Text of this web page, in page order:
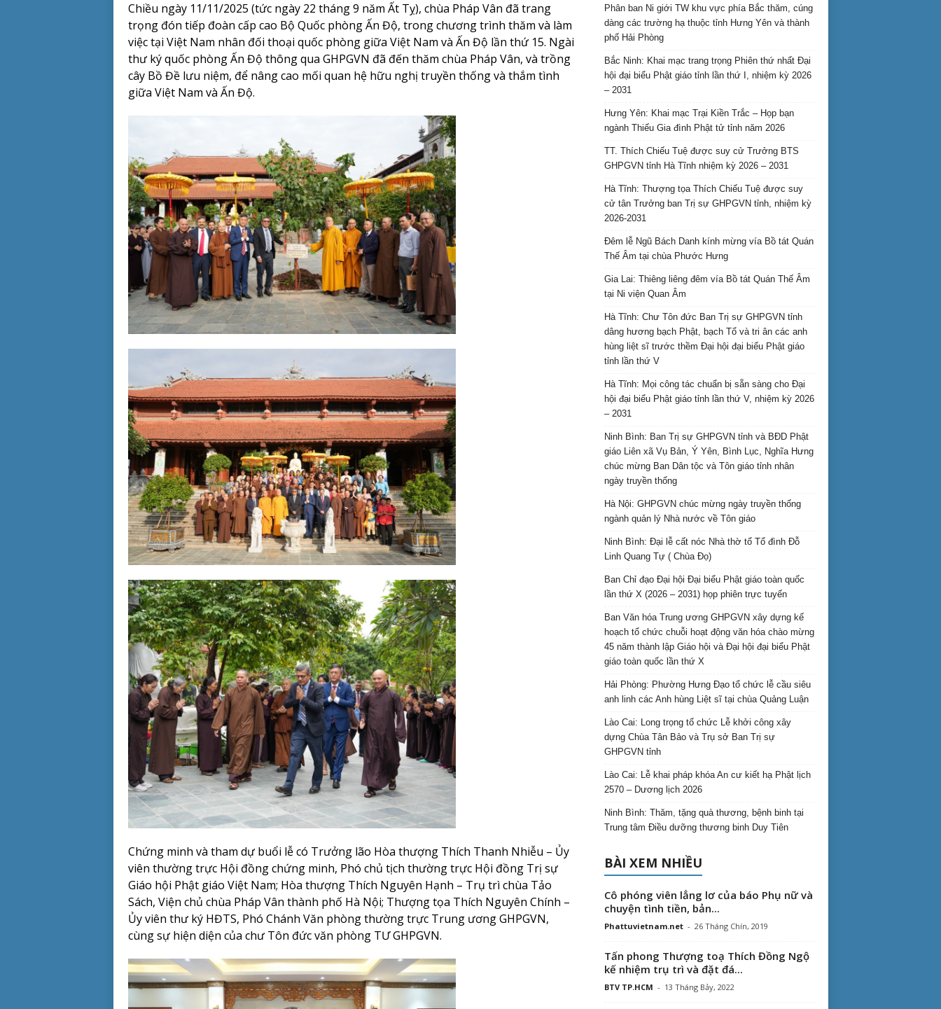
Chiều ngày 11/11/2025 (tức ngày 22 tháng 9 năm Ất Tỵ), chùa Pháp Vân đã trang
trọng đón tiếp đoàn cấp cao Bộ Quốc phòng Ấn Độ, trong chương trình thăm và làm
việc tại Việt Nam nhân đối thoại quốc phòng giữa Việt Nam và Ấn Độ lần thứ 15. Ngài
thư ký quốc phòng Ấn Độ thông qua GHPGVN đã đến thăm chùa Pháp Vân, và trồng
cây Bồ Đề lưu niệm, để nâng cao mối quan hệ hữu nghị truyền thống và thắm tình
giữa Việt Nam và Ấn Độ.
Chứng minh và tham dự buổi lễ có Trưởng lão Hòa thượng Thích Thanh Nhiễu – Ủy
viên thường trực Hội đồng chứng minh, Phó chủ tịch thường trực Hội đồng Trị sự
Giáo hội Phật giáo Việt Nam; Hòa thượng Thích Nguyên Hạnh – Trụ trì chùa Tảo
Sách, Viện chủ chùa Pháp Vân thành phố Hà Nội; Thượng tọa Thích Nguyên Chính –
Ủy viên thư ký HĐTS, Phó Chánh Văn phòng thường trực Trung ương GHPGVN,
cùng sự hiện diện của chư Tôn đức văn phòng TƯ GHPGVN.
Phân ban Ni giới TW khu vực phía Bắc thăm, cúng
dàng các trường hạ thuộc tỉnh Hưng Yên và thành
phố Hải Phòng
Bắc Ninh: Khai mạc trang trọng Phiên thứ nhất Đại
hội đại biểu Phật giáo tỉnh lần thứ I, nhiệm kỳ 2026
– 2031
Hưng Yên: Khai mạc Trại Kiền Trắc – Họp bạn
ngành Thiếu Gia đình Phật tử tỉnh năm 2026
TT. Thích Chiếu Tuệ được suy cử Trưởng BTS
GHPGVN tỉnh Hà Tĩnh nhiệm kỳ 2026 – 2031
Hà Tĩnh: Thượng tọa Thích Chiếu Tuệ được suy
cử tân Trưởng ban Trị sự GHPGVN tỉnh, nhiệm kỳ
2026-2031
Đêm lễ Ngũ Bách Danh kính mừng vía Bồ tát Quán
Thế Âm tại chùa Phước Hưng
Gia Lai: Thiêng liêng đêm vía Bồ tát Quán Thế Âm
tại Ni viện Quan Âm
Hà Tĩnh: Chư Tôn đức Ban Trị sự GHPGVN tỉnh
dâng hương bạch Phật, bạch Tổ và tri ân các anh
hùng liệt sĩ trước thềm Đại hội đại biểu Phật giáo
tỉnh lần thứ V
Hà Tĩnh: Mọi công tác chuẩn bị sẵn sàng cho Đại
hội đại biểu Phật giáo tỉnh lần thứ V, nhiệm kỳ 2026
– 2031
Ninh Bình: Ban Trị sự GHPGVN tỉnh và BĐD Phật
giáo Liên xã Vụ Bản, Ý Yên, Bình Lục, Nghĩa Hưng
chúc mừng Ban Dân tộc và Tôn giáo tỉnh nhân
ngày truyền thống
Hà Nội: GHPGVN chúc mừng ngày truyền thống
ngành quản lý Nhà nước về Tôn giáo
Ninh Bình: Đại lễ cất nóc Nhà thờ tổ Tổ đình Đỗ
Linh Quang Tự ( Chùa Đọ)
Ban Chỉ đạo Đại hội Đại biểu Phật giáo toàn quốc
lần thứ X (2026 – 2031) họp phiên trực tuyến
Ban Văn hóa Trung ương GHPGVN xây dựng kế
hoạch tổ chức chuỗi hoạt động văn hóa chào mừng
45 năm thành lập Giáo hội và Đại hội đại biểu Phật
giáo toàn quốc lần thứ X
Hải Phòng: Phường Hưng Đạo tổ chức lễ cầu siêu
anh linh các Anh hùng Liệt sĩ tại chùa Quảng Luận
Lào Cai: Long trọng tổ chức Lễ khởi công xây
dựng Chùa Tân Bảo và Trụ sở Ban Trị sự
GHPGVN tỉnh
Lào Cai: Lễ khai pháp khóa An cư kiết hạ Phật lịch
2570 – Dương lịch 2026
Ninh Bình: Thăm, tặng quà thương, bệnh binh tại
Trung tâm Điều dưỡng thương binh Duy Tiên
BÀI XEM NHIỀU
Cô phóng viên lẳng lơ của báo Phụ nữ và
chuyện tình tiền, bản...
Phattuvietnam.net - 26 Tháng Chín, 2019
Tấn phong Thượng toạ Thích Đồng Ngộ
kế nhiệm trụ trì và đặt đá...
BTV TP.HCM - 13 Tháng Bảy, 2022